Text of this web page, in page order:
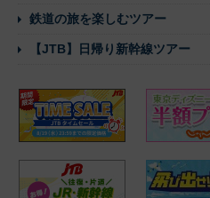
鉄道の旅を楽しむツアー
【JTB】日帰り新幹線ツアー